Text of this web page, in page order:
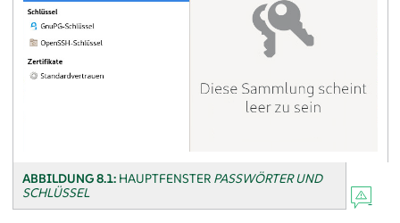
ABBILDUNG 8.1: HAUPTFENSTER PASSWÖRTER UND
SCHLÜSSEL